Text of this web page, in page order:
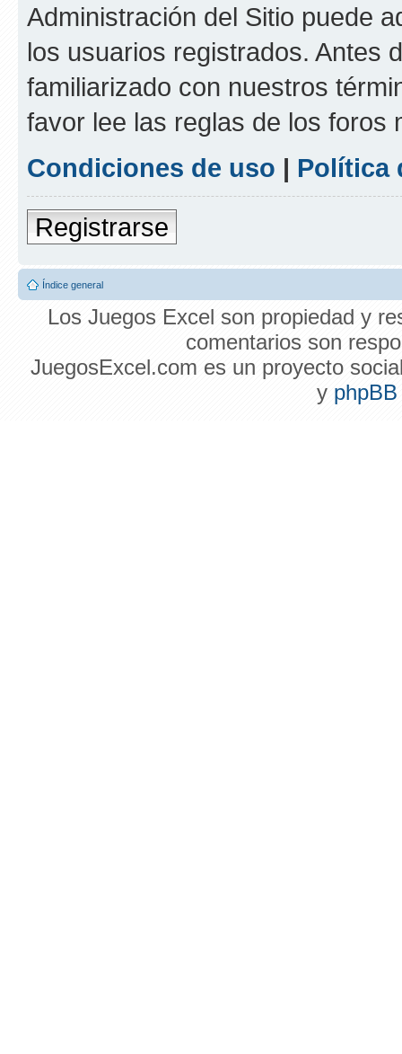
Administración del Sitio puede
los usuarios registrados. Antes
familiarizado con nuestros
favor lee las reglas de los foros
Condiciones de uso | Política
Registrarse
Índice general
Los Juegos Excel son propiedad y
comentarios son
JuegosExcel.com es un proyecto
y phpBB